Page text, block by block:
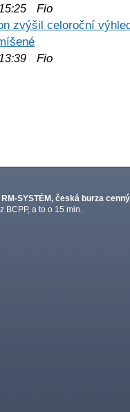
Fio
zvýšil celoroční
Fio
RM-SYSTÉM, česká burza
a to o 15 min.